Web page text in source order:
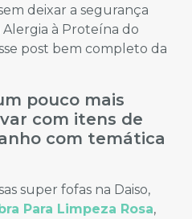
deixar a segurança
à Proteína do
post bem completo da
pouco mais
com itens de
com temática
super fofas na Daiso,
Para Limpeza Rosa,